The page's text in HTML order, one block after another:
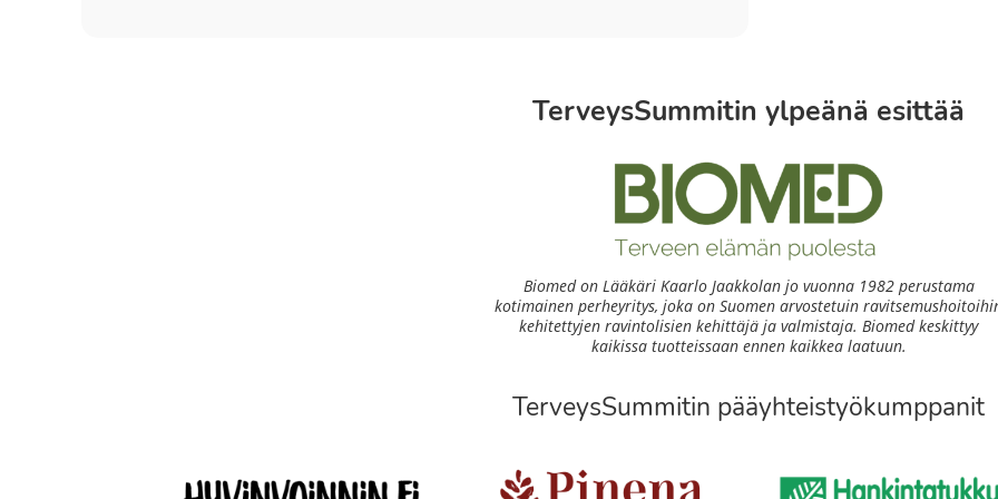
TerveysSummitin ylpeänä esittää
Biomed on Lääkäri Kaarlo Jaakkolan jo vuonna 1982 perustama
kotimainen perheyritys, joka on Suomen arvostetuin
kehitettyjen ravintolisien kehittäjä ja valmistaja. Biomed keskittyy
kaikissa tuotteissaan ennen kaikkea laatuun.
TerveysSummitin pääyhteistyökumppanit